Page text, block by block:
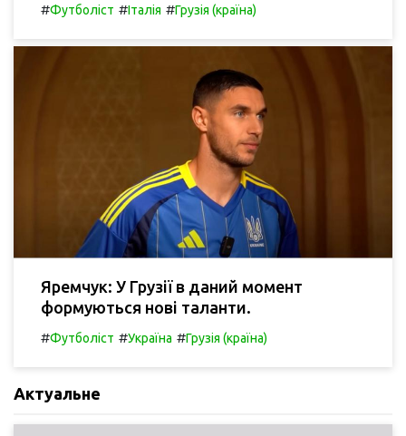
#Футболіст #Італія #Грузія (країна)
Яремчук: У Грузії в даний момент
формуються нові таланти.
#Футболіст #Україна #Грузія (країна)
Актуальне